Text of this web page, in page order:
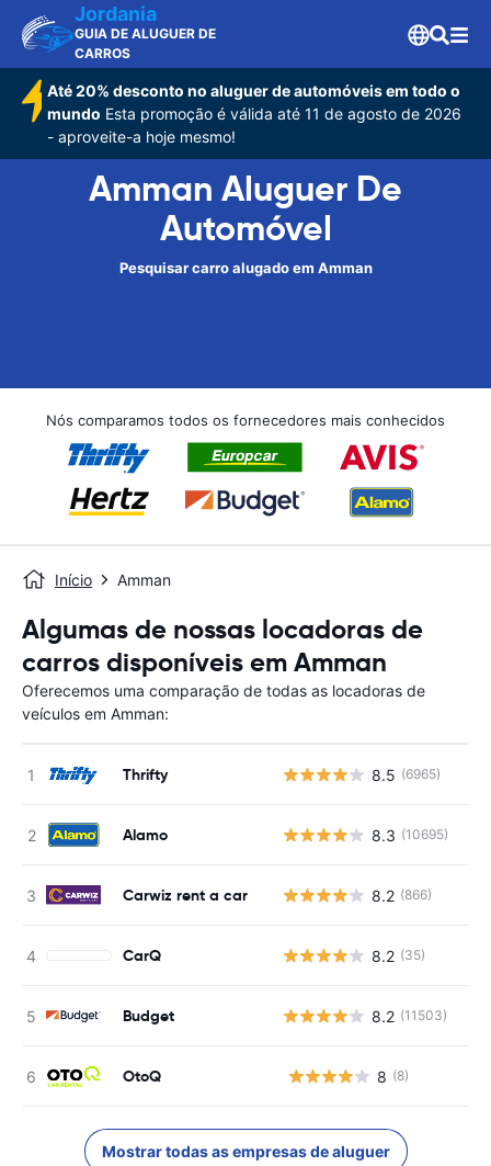
Jordania
GUIA DE ALUGUER DE
CARROS
Até 20% desconto no aluguer de automóveis em todo o
mundo Esta promoção é válida até 11 de agosto de 2026
- aproveite-a hoje mesmo!
Amman Aluguer De
Automóvel
Pesquisar carro alugado em Amman
Nós comparamos todos os fornecedores mais conhecidos
Início Amman
Algumas de nossas locadoras de
carros disponíveis em Amman
Oferecemos uma comparação de todas as locadoras de
veículos em Amman:
Thrifty 8.5 (6965)
Alamo 8.3 (10695)
Carwiz rent a car 8.2 (866)
CarQ 8.2 (35)
Budget 8.2 (11503)
OtoQ 8 (8)
Mostrar todas as empresas de aluguer